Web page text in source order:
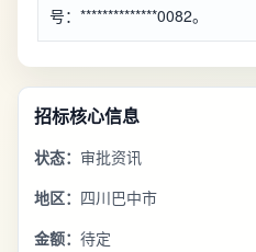
号：**************0082。
招标核心信息
状态： 审批资讯
地区： 四川巴中市
金额： 待定